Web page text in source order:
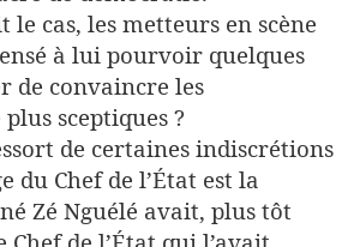
le cas, les metteurs en scène
à lui pourvoir quelques
de convaincre les
sceptiques ?
de certaines indiscrétions
du Chef de l’État est la
Zé Nguélé avait, plus tôt